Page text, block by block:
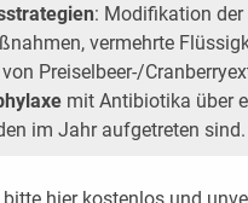
: Modifikation
vermehrte
Preiselbeer-/
mit Antibiotika über
im Jahr aufgetreten sind.